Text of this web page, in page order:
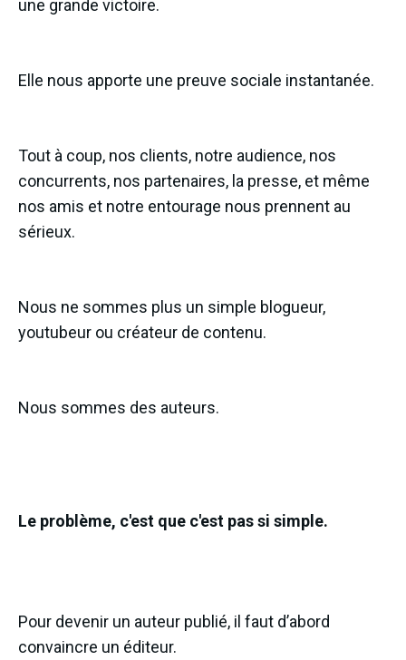
une grande victoire.
Elle nous apporte une preuve sociale instantanée.
Tout à coup, nos clients, notre audience, nos
concurrents, nos partenaires, la presse, et même
nos amis et notre entourage nous prennent au
sérieux.
Nous ne sommes plus un simple blogueur,
youtubeur ou créateur de contenu.
Nous sommes des auteurs.
Le problème, c'est que c'est pas si simple.
Pour devenir un auteur publié, il faut d’abord
convaincre un éditeur.